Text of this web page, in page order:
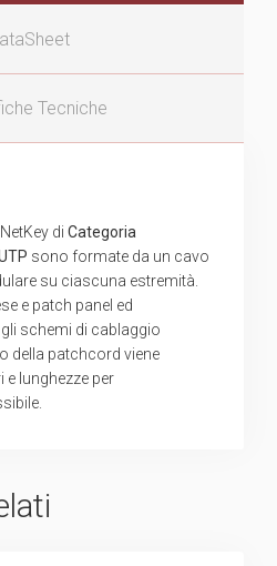
Tecniche
di Categoria
sono formate da un cavo
su ciascuna estremità.
e patch panel ed
schemi di cablaggio
della patchcord viene
lunghezze per